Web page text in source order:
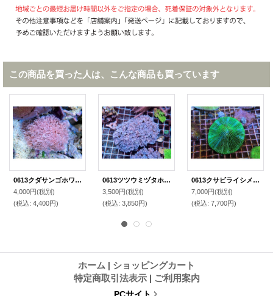
この商品を買った人は、こんな商品も買っています
0613クダサンゴホワイト04
4,000円(税別)
(税込: 4,400円)
0613ツツウミヅタホワイトM02
3,500円(税別)
(税込: 3,850円)
0613クサビライシメタリックグリーン01
7,000円(税別)
(税込: 7,700円)
ホーム | ショッピングカート
特定商取引法表示 | ご利用案内